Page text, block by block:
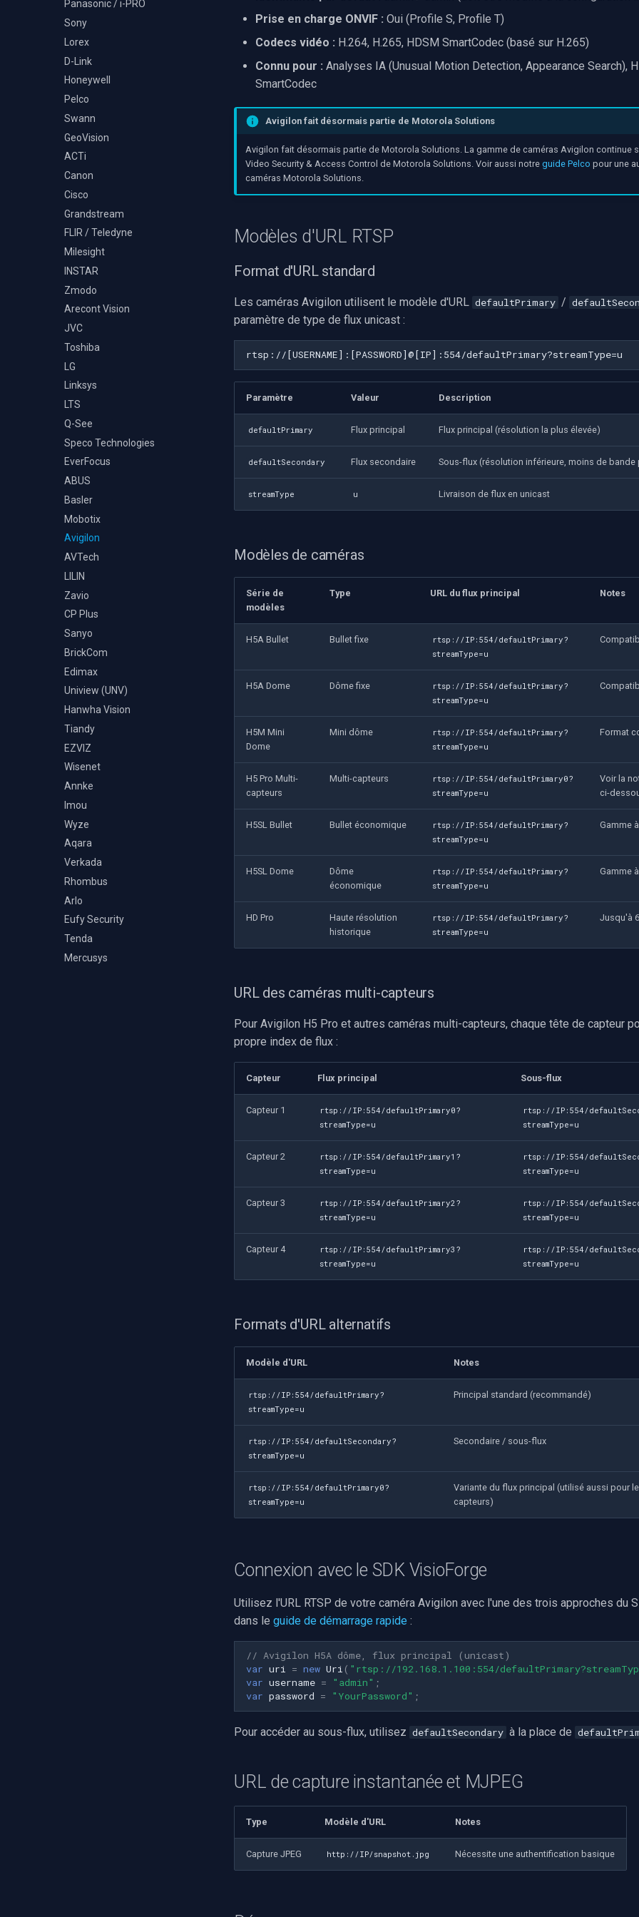
Détection d'événements
OnVideoFrameBitmap
Lire les informations du
fichier
Sélectionner le moteur de
rendu vidéo WinForms
Désinstaller un filtre
DirectShow
VideoView définir une image
personnalisée
VU-mètres
Zoom sur une image vidéo
Zoom vidéo plusieurs
moteurs de rendu
TS Analyzer
Decklink
NVIDIA
AMA
OpenCV
OpenGL
AWS
Spécifique à Windows
Spécifique à Linux
Spécifique à Apple
Volume par piste
Panasonic / i-PRO
Sony
Lorex
D-Link
Honeywell
Pelco
Swann
GeoVision
ACTi
Canon
Cisco
Grandstream
FLIR / Teledyne
Milesight
INSTAR
Zmodo
Arecont Vision
JVC
Toshiba
LG
Linksys
LTS
Q-See
Speco Technologies
EverFocus
ABUS
Basler
Mobotix
Avigilon
AVTech
LILIN
Zavio
CP Plus
Sanyo
BrickCom
Edimax
Uniview (UNV)
Hanwha Vision
Tiandy
EZVIZ
Wisenet
Annke
Imou
Wyze
Aqara
Verkada
Rhombus
Arlo
Eufy Security
Tenda
Mercusys
Prise en charge ONVIF : Oui (Profile S, Profile T)
Codecs vidéo : H.264, H.265, HDSM SmartCodec (basé sur H.265)
Connu pour : Analyses IA (Unusual Motion Detection, Appearance Search),
SmartCodec
Avigilon fait désormais partie de Motorola Solutions
Avigilon fait désormais partie de Motorola Solutions. La gamme de caméras Avigilon continue
Video Security & Access Control de Motorola Solutions. Voir aussi notre guide Pelco pour une
caméras Motorola Solutions.
Modèles d'URL RTSP
Format d'URL standard
Les caméras Avigilon utilisent le modèle d'URL defaultPrimary /
paramètre de type de flux unicast :
Paramètre Valeur Description
defaultPrimary Flux principal Flux principal (résolution la plus élevée)
defaultSecondary Flux secondaire Sous-flux (résolution inférieure, moins de bande
streamType u Livraison de flux en unicast
Modèles de caméras
Série de
modèles
Type URL du flux principal Notes
H5A Bullet Bullet fixe
rtsp://IP:554/defaultPrimary?
streamType=u
H5A Dome Dôme fixe
rtsp://IP:554/defaultPrimary?
streamType=u
H5M Mini
Dome
Mini dôme
rtsp://IP:554/defaultPrimary?
streamType=u
Format
H5 Pro Multi-
capteurs
Multi-capteurs
rtsp://IP:554/defaultPrimary0?
streamType=u
Voir la
ci-
H5SL Bullet Bullet économique
rtsp://IP:554/defaultPrimary?
streamType=u
Gamme
H5SL Dome
Dôme
économique
rtsp://IP:554/defaultPrimary?
streamType=u
Gamme
HD Pro
Haute résolution
historique
rtsp://IP:554/defaultPrimary?
streamType=u
Jusqu'à
URL des caméras multi-capteurs
Pour Avigilon H5 Pro et autres caméras multi-capteurs, chaque tête de capteur
propre index de flux :
Capteur Flux principal Sous-flux
Capteur 1
rtsp://IP:554/defaultPrimary0?
streamType=u
rtsp://IP:554/
streamType=u
Capteur 2
rtsp://IP:554/defaultPrimary1?
streamType=u
rtsp://IP:554/
streamType=u
Capteur 3
rtsp://IP:554/defaultPrimary2?
streamType=u
rtsp://IP:554/
streamType=u
Capteur 4
rtsp://IP:554/defaultPrimary3?
streamType=u
rtsp://IP:554/
streamType=u
Formats d'URL alternatifs
Modèle d'URL Notes
rtsp://IP:554/defaultPrimary?
streamType=u
Principal standard (recommandé)
rtsp://IP:554/defaultSecondary?
streamType=u
Secondaire / sous-flux
rtsp://IP:554/defaultPrimary0?
streamType=u
Variante du flux principal (utilisé aussi pour
capteurs)
Connexion avec le SDK VisioForge
Utilisez l'URL RTSP de votre caméra Avigilon avec l'une des trois approches du
dans le guide de démarrage rapide :
// Avigilon H5A dôme, flux principal (unicast)
var uri = new Uri ( "rtsp://192.168.1.100:554/
var username = "admin" ;
var password = "YourPassword" ;
Pour accéder au sous-flux, utilisez defaultSecondary à la place de
URL de capture instantanée et MJPEG
Type Modèle d'URL Notes
Capture JPEG http://IP/snapshot.jpg Nécessite une authentification basique